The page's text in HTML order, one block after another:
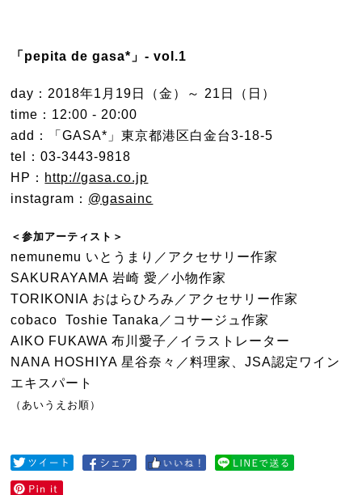
「pepita de gasa*」- vol.1
day：2018年1月19日（金）～ 21日（日）
time：12:00 - 20:00
add：「GASA*」東京都港区白金台3-18-5
tel：03-3443-9818
HP： http://gasa.co.jp
instagram： @gasainc
＜参加アーティスト＞
nemunemu いとうまり／アクセサリー作家
SAKURAYAMA 岩崎 愛／小物作家
TORIKONIA おはらひろみ／アクセサリー作家
cobaco Toshie Tanaka／コサージュ作家
AIKO FUKAWA 布川愛子／イラストレーター
NANA HOSHIYA 星谷奈々／料理家、JSA認定ワイン
エキスパート
（あいうえお順）